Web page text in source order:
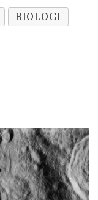
BIOLOGI